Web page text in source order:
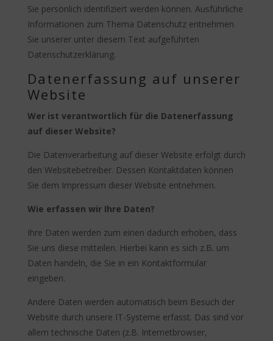
Sie persönlich identifiziert werden können. Ausführliche
Informationen zum Thema Datenschutz entnehmen
Sie unserer unter diesem Text aufgeführten
Datenschutzerklärung.
Datenerfassung auf unserer
Website
Wer ist verantwortlich für die Datenerfassung
auf dieser Website?
Die Datenverarbeitung auf dieser Website erfolgt durch
den Websitebetreiber. Dessen Kontaktdaten können
Sie dem Impressum dieser Website entnehmen.
Wie erfassen wir Ihre Daten?
Ihre Daten werden zum einen dadurch erhoben, dass
Sie uns diese mitteilen. Hierbei kann es sich z.B. um
Daten handeln, die Sie in ein Kontaktformular
eingeben.
Andere Daten werden automatisch beim Besuch der
Website durch unsere IT-Systeme erfasst. Das sind vor
allem technische Daten (z.B. Internetbrowser,